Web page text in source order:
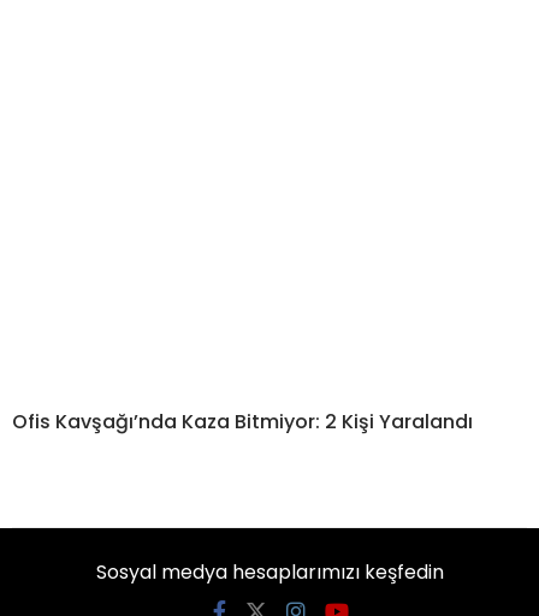
Ofis Kavşağı’nda Kaza Bitmiyor: 2 Kişi Yaralandı
Sosyal medya hesaplarımızı keşfedin